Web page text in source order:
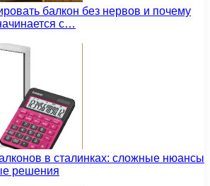
балкон без нервов и почему
с…
в сталинках: сложные нюансы
решения